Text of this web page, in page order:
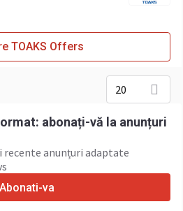
TOAKS Offers
20
abonați-vă la anunțuri
recente anunțuri adaptate
Abonati-va